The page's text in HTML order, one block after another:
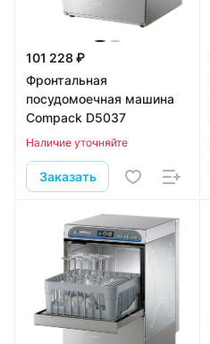
101 228 ₽
Фронтальная
посудомоечная машина
Compack D5037
Наличие уточняйте
Заказать